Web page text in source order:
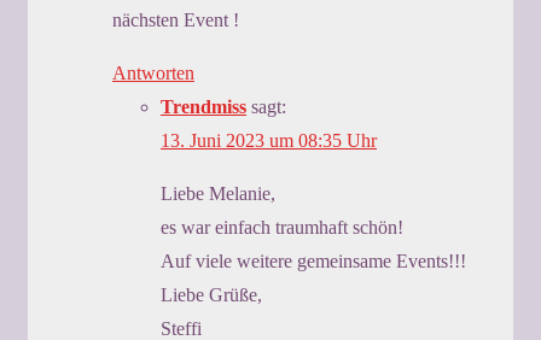
nächsten Event !
Antworten
Trendmiss sagt:
13. Juni 2023 um 08:35 Uhr
Liebe Melanie,
es war einfach traumhaft schön!
Auf viele weitere gemeinsame Events!!!
Liebe Grüße,
Steffi